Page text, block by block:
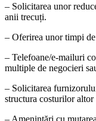
– Solicitarea unor
anii trecuți.
– Oferirea unor timpi
– Telefoane/e-mailuri
multiple de negocieri
– Solicitarea
structura costurilor
– Amenințări cu